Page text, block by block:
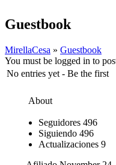
Guestbook
MirellaCesa » Guestbook
You must be logged in to
No entries yet - Be the first
About
Seguidores 496
Siguiendo 496
Actualizaciones 9